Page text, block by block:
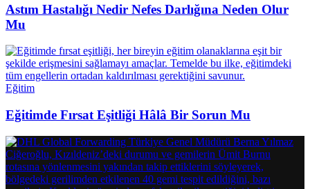
Astım Hastalığı Nedir Nefes Darlığına Neden Olur
Mu
Eğitim
Eğitimde Fırsat Eşitliği Hâlâ Bir Sorun Mu